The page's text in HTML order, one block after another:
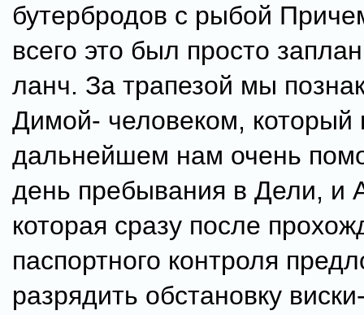
бутербродов с рыбой
всего это был просто
ланч. За трапезой мы
Димой- человеком, который
дальнейшем нам очень
день пребывания в Дели, и
которая сразу после
паспортного контроля
разрядить обстановку